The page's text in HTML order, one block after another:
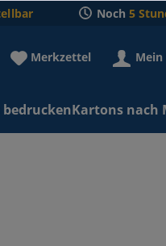
Noch 5
Merkzettel
Kartons nach